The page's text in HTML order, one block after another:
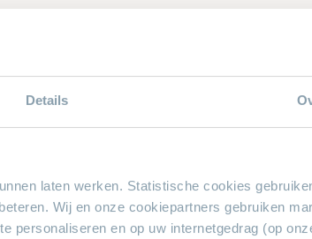
Details
laten werken. Statistische cookies
Wij en onze cookiepartners gebruiken
personaliseren en op uw internetgedrag (op
Het